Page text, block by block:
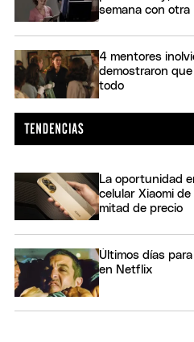
semana con
4 mentores
demostraron
todo
La oportunidad
celular Xiaomi
mitad de precio
Últimos días
en Netflix